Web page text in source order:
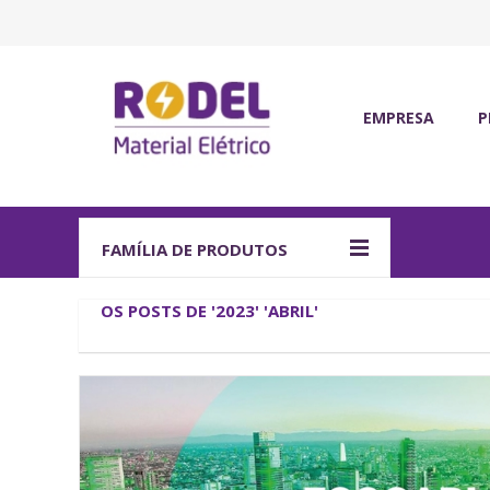
EMPRESA
Certificações
Qualidade, ambiente
Política de
Grupo Três60
FAMÍLIA DE PRODUTOS
OS POSTS DE '2023' 'ABRIL'